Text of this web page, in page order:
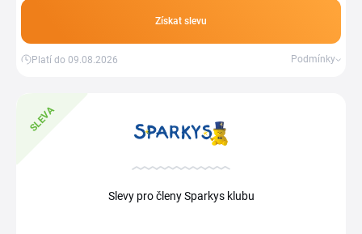
Získat slevu
Platí do 09.08.2026 Podmínky
SLEVA
Slevy pro členy Sparkys klubu